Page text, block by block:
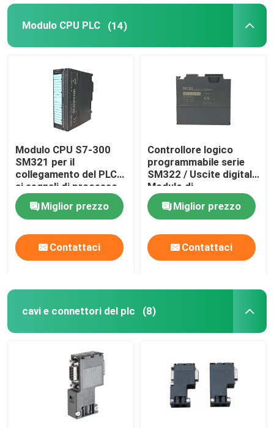
Auto che chiude fascetta ferma-cavo a chiave
Modulo CPU PLC (14)
Modulo CPU S7-300
SM321 per il
collegamento del PLC
ai segnali di processo
digitali
Miglior prezzo
Contattaci
Controllore logico
programmabile serie
SM322 / Uscite digitali
Modulo di
alimentazione PLC
Miglior prezzo
Contattaci
cavi e connettori del plc (8)